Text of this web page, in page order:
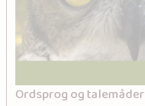
Ordsprog og talemåder